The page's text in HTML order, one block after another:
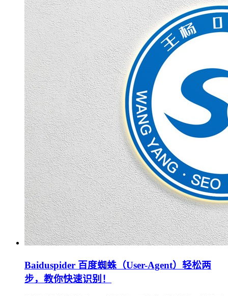
Baiduspider 百度蜘蛛（User-Agent）轻松两
步，教你快速识别！